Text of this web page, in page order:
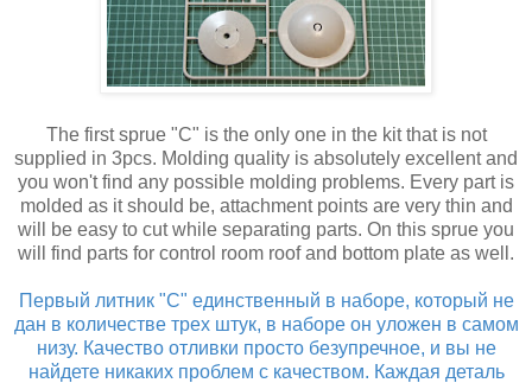
The first sprue "C" is the only one in the kit that is not
supplied in 3pcs. Molding quality is absolutely excellent and
you won't find any possible molding problems. Every part is
molded as it should be, attachment points are very thin and
will be easy to cut while separating parts. On this sprue you
will find parts for control room roof and bottom plate as well.
Первый литник "С" единственный в наборе, который не
дан в количестве трех штук, в наборе он уложен в самом
низу. Качество отливки просто безупречное, и вы не
найдете никаких проблем с качеством. Каждая деталь